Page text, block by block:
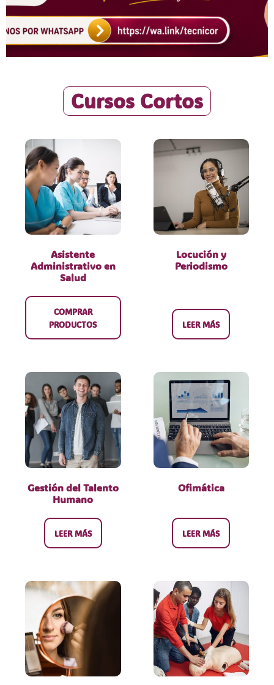
Cursos Cortos
Asistente
Administrativo en
Salud
COMPRAR
PRODUCTOS
Locución y
Periodismo
LEER MÁS
Gestión del Talento
Humano
LEER MÁS
Ofimática
LEER MÁS